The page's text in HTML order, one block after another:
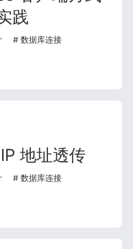
践
数据库连接
地址透传
数据库连接